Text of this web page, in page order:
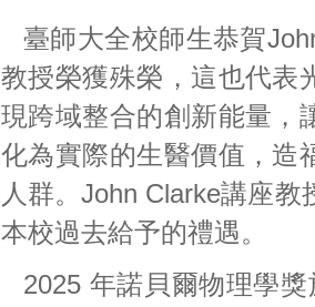
臺師大全校師生恭賀
教授榮獲殊榮，這也代表
現跨域整合的創新能量，
化為實際的生醫價值，造
人群。John Clarke講座教
本校過去給予的禮遇。
2025 年諾貝爾物理學